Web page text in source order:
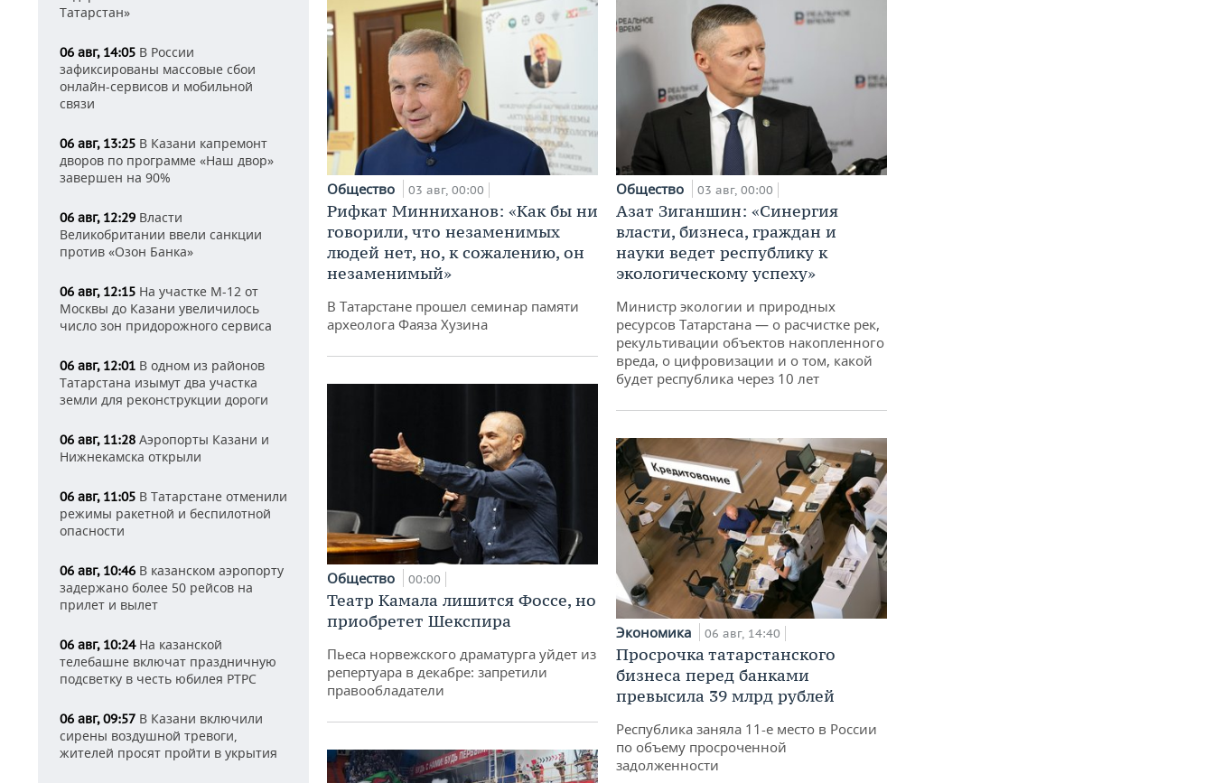
Татарстан»
06 авг, 14:05 В России
зафиксированы массовые сбои
онлайн-сервисов и мобильной
связи
06 авг, 13:25 В Казани капремонт
дворов по программе «Наш двор»
завершен на 90%
06 авг, 12:29 Власти
Великобритании ввели санкции
против «Озон Банка»
06 авг, 12:15 На участке М-12 от
Москвы до Казани увеличилось
число зон придорожного сервиса
06 авг, 12:01 В одном из районов
Татарстана изымут два участка
земли для реконструкции дороги
06 авг, 11:28 Аэропорты Казани и
Нижнекамска открыли
06 авг, 11:05 В Татарстане отменили
режимы ракетной и беспилотной
опасности
06 авг, 10:46 В казанском аэропорту
задержано более 50 рейсов на
прилет и вылет
06 авг, 10:24На казанской
телебашне включат праздничную
подсветку в честь юбилея РТРС
06 авг, 09:57 В Казани включили
сирены воздушной тревоги,
жителей просят пройти в укрытия
Общество 03 авг, 00:00
Рифкат Минниханов: «Как бы ни
говорили, что незаменимых
людей нет, но, к сожалению, он
незаменимый»
В Татарстане прошел семинар памяти
археолога Фаяза Хузина
Общество 00:00
Театр Камала лишится Фоссе, но
приобретет Шекспира
Пьеса норвежского драматурга уйдет из
репертуара в декабре: запретили
правообладатели
Общество 03 авг, 00:00
Азат Зиганшин: «Синергия
власти, бизнеса, граждан и
науки ведет республику к
экологическому успеху»
Министр экологии и природных
ресурсов Татарстана — о расчистке рек,
рекультивации объектов накопленного
вреда, о цифровизации и о том, какой
будет республика через 10 лет
Экономика 06 авг, 14:40
Просрочка татарстанского
бизнеса перед банками
превысила 39 млрд рублей
Республика заняла 11-е место в России
по объему просроченной
задолженности